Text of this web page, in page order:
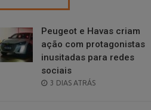
Peugeot e Havas criam
ação com protagonistas
inusitadas para redes
sociais
POSTED
3 DIAS ATRÁS